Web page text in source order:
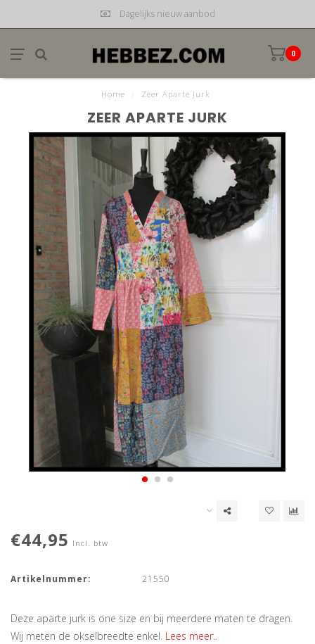
Dagelijks nieuw aanbod
0
Home Zeer Aparte Jurk
ZEER APARTE JURK
€44,95 Incl. btw
Artikelnummer: 21550
Deze aparte jurk is one size en bij meerdere maten te dragen.
Wij meten de okselbreedte enkel. Lees meer..